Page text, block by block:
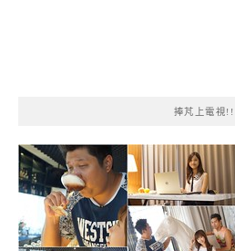
捧芃上電視!!